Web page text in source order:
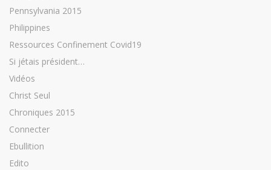
Pennsylvania 2015
Philippines
Ressources Confinement Covid19
Si jétais président…
Vidéos
Christ Seul
Chroniques 2015
Connecter
Ebullition
Edito